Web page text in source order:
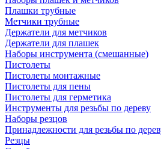
Плашки трубные
Метчики трубные
Держатели для метчиков
Держатели для плашек
Наборы инструмента (смешанные)
Пистолеты
Пистолеты монтажные
Пистолеты для пены
Пистолеты для герметика
Инструменты для резьбы по дереву
Наборы резцов
Принадлежности для резьбы по
Резцы